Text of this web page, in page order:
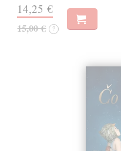
14,25 €
15,00 € ?